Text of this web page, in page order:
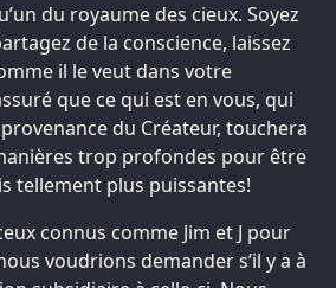
du royaume des cieux. Soyez
de la conscience, laissez
il le veut dans votre
que ce qui est en vous, qui
du Créateur, touchera
trop profondes pour être
tellement plus puissantes!
connus comme Jim et J pour
voudrions demander s’il y a à